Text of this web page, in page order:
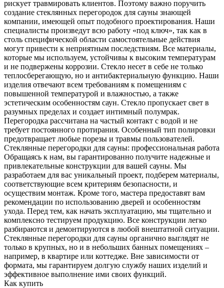
рискует травмировать клиентов. Поэтому важно поручить
создание стеклянных перегородок для сауны знающей
компании, имеющей опыт подобного проектирования. Наши
специалисты произведут всю работу «под ключ», так как в
столь специфической области самостоятельные действия
могут привести к неприятным последствиям. Все материалы,
которые мы используем, устойчивы к высоким температурам
и не подвержены коррозии. Стекло несет в себе не только
теплосберегающую, но и антибактериальную функцию. Наши
изделия отвечают всем требованиям к помещениям с
повышенной температурой и влажностью, а также
эстетическим особенностям саун. Стекло пропускает свет в
разумных пределах и создает интимный полумрак.
Перегородка рассчитана на частый контакт с водой и не
требует постоянного протирания. Особенный тип полировки
предотвращает любые порезы и травмы пользователей.
Стеклянные перегородки для сауны: профессиональная работа
Обращаясь к нам, вы гарантированно получите надежные и
привлекательные конструкции для вашей сауны. Мы
разработаем для вас уникальный проект, подберем материалы,
соответствующие всем критериям безопасности, и
осуществим монтаж. Кроме того, мастера предоставят вам
рекомендации по использованию дверей и особенностям
ухода. Перед тем, как начать эксплуатацию, мы тщательно и
комплексно тестируем продукцию. Все конструкции легко
разбираются и демонтируются в любой внештатной ситуации.
Стеклянные перегородки для сауны органично выглядят не
только в крупных, но и в небольших банных помещениях –
например, в квартире или коттедже. Вне зависимости от
формата, мы гарантируем долгую службу наших изделий и
эффективное выполнение ими своих функций.
Как купить